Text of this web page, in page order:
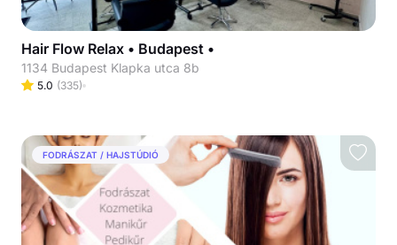
Hair Flow Relax • Budapest •
1134 Budapest Klapka utca 8b
5.0 (335)
FODRÁSZAT / HAJSTÚDIÓ